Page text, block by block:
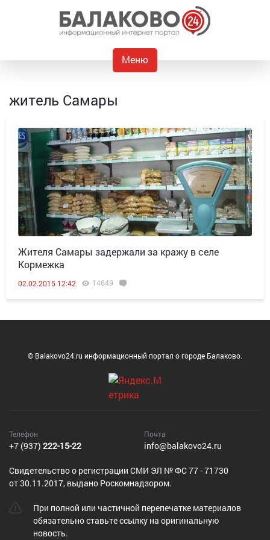
Меню
житель Самары
Жителя Самары задержали за кражу в селе
Кормежка
02.02.2015 12:42 14649
© Balakovo24.ru информационный портал о городе Балаково.
Телефон
+7 (937) 222-15-22
Почта
info@balakovo24.ru
Cвидетельство о регистрации СМИ ЭЛ № ФС 77 - 71730
от 30.11.2017, выдано Роскомнадзором.
При полной или частичной перепечатке материалов
обязательно ставьте ссылку на оригинальную
новость.